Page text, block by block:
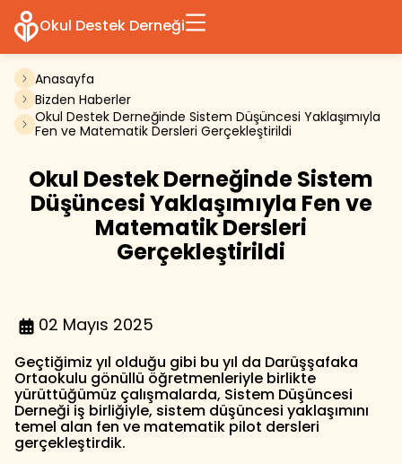
Okul Destek Derneği
Anasayfa
Bizden Haberler
Okul Destek Derneğinde Sistem Düşüncesi Yaklaşımıyla
Fen ve Matematik Dersleri Gerçekleştirildi
Okul Destek Derneğinde Sistem
Düşüncesi Yaklaşımıyla Fen ve
Matematik Dersleri
Gerçekleştirildi
02 Mayıs 2025
Geçtiğimiz yıl olduğu gibi bu yıl da Darüşşafaka
Ortaokulu gönüllü öğretmenleriyle birlikte
yürüttüğümüz çalışmalarda, Sistem Düşüncesi
Derneği iş birliğiyle, sistem düşüncesi yaklaşımını
temel alan fen ve matematik pilot dersleri
gerçekleştirdik.